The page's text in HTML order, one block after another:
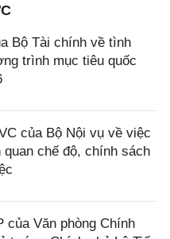
Bộ Tài chính về tình
trình mục tiêu quốc
của Bộ Nội vụ về việc
chế độ, chính sách
của Văn phòng Chính